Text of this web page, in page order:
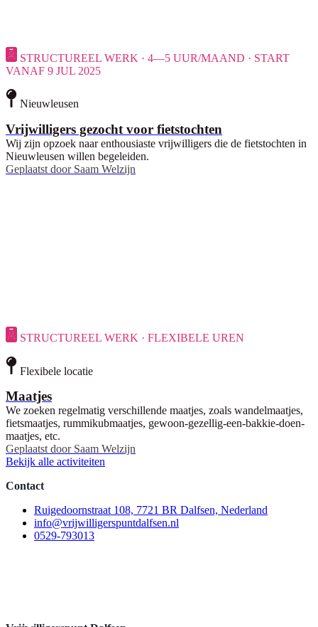
STRUCTUREEL WERK · 4—5 UUR/MAAND · START
VANAF 9 JUL 2025
Nieuwleusen
Vrijwilligers gezocht voor fietstochten
Wij zijn opzoek naar enthousiaste vrijwilligers die de fietstochten in
Nieuwleusen willen begeleiden.
Geplaatst door Saam Welzijn
STRUCTUREEL WERK · FLEXIBELE UREN
Flexibele locatie
Maatjes
We zoeken regelmatig verschillende maatjes, zoals wandelmaatjes,
fietsmaatjes, rummikubmaatjes, gewoon-gezellig-een-bakkie-doen-
maatjes, etc.
Geplaatst door Saam Welzijn
Bekijk alle activiteiten
Contact
Ruigedoornstraat 108, 7721 BR Dalfsen, Nederland
info@vrijwilligerspuntdalfsen.nl
0529-793013